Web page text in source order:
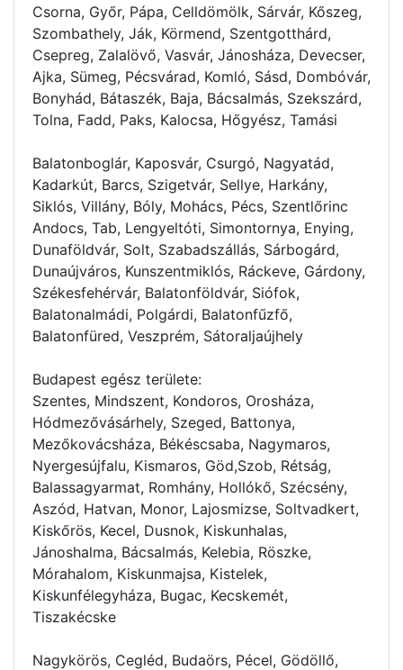
Csorna, Győr, Pápa, Celldömölk, Sárvár, Kőszeg,
Szombathely, Ják, Körmend, Szentgotthárd,
Csepreg, Zalalövő, Vasvár, Jánosháza, Devecser,
Ajka, Sümeg, Pécsvárad, Komló, Sásd, Dombóvár,
Bonyhád, Bátaszék, Baja, Bácsalmás, Szekszárd,
Tolna, Fadd, Paks, Kalocsa, Hőgyész, Tamási
Balatonboglár, Kaposvár, Csurgó, Nagyatád,
Kadarkút, Barcs, Szigetvár, Sellye, Harkány,
Siklós, Villány, Bóly, Mohács, Pécs, Szentlőrinc
Andocs, Tab, Lengyeltóti, Simontornya, Enying,
Dunaföldvár, Solt, Szabadszállás, Sárbogárd,
Dunaújváros, Kunszentmiklós, Ráckeve, Gárdony,
Székesfehérvár, Balatonföldvár, Siófok,
Balatonalmádi, Polgárdi, Balatonfűzfő,
Balatonfüred, Veszprém, Sátoraljaújhely
Budapest egész területe:
Szentes, Mindszent, Kondoros, Orosháza,
Hódmezővásárhely, Szeged, Battonya,
Mezőkovácsháza, Békéscsaba, Nagymaros,
Nyergesújfalu, Kismaros, Göd,Szob, Rétság,
Balassagyarmat, Romhány, Hollókő, Szécsény,
Aszód, Hatvan, Monor, Lajosmizse, Soltvadkert,
Kiskőrös, Kecel, Dusnok, Kiskunhalas,
Jánoshalma, Bácsalmás, Kelebia, Röszke,
Mórahalom, Kiskunmajsa, Kistelek,
Kiskunfélegyháza, Bugac, Kecskemét,
Tiszakécske
Nagykörös, Cegléd, Budaörs, Pécel, Gödöllő,